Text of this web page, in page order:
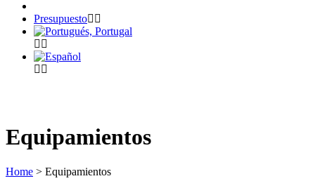
Presupuesto
Equipamientos
Home > Equipamientos